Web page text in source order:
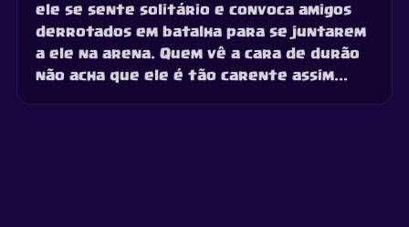
ele se sente solitário e convoca amigos
derrotados em batalha para se juntarem
a ele na arena. Quem vê a cara de durão
não acha que ele é tão carente assim...